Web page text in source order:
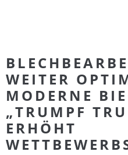
WEITER
MODERNE
„TRUMPF
ERHÖHT